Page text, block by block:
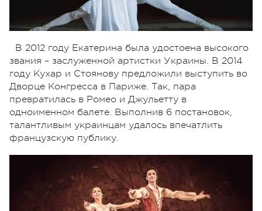
В 2012 году Екатерина была удостоена высокого
звания – заслуженной артистки Украины. В 2014
году Кухар и Стоянову предложили выступить во
Дворце Конгресса в Париже. Так, пара
превратилась в Ромео и Джульетту в
одноименном балете. Выполнив 6 постановок,
талантливым украинцам удалось впечатлить
французскую публику.